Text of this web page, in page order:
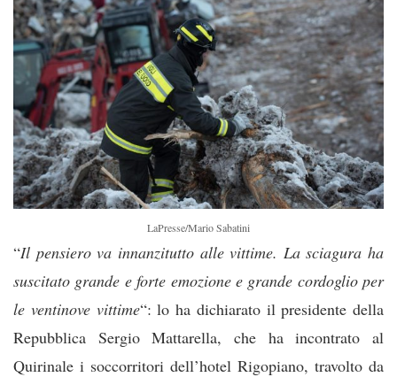
LaPresse/Mario Sabatini
“Il pensiero va innanzitutto alle vittime. La sciagura ha
suscitato grande e forte emozione e grande cordoglio per
le ventinove vittime“: lo ha dichiarato il presidente della
Repubblica Sergio Mattarella, che ha incontrato al
Quirinale i soccorritori dell’hotel Rigopiano, travolto da